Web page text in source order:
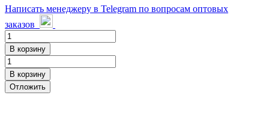
Написать менеджеру в Telegram по вопросам оптовых
заказов
В корзину
В корзину
Отложить